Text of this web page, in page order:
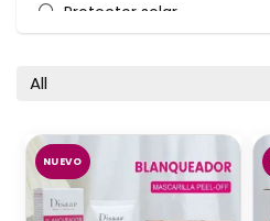
Protector solar
Sérum
All
NUEVO